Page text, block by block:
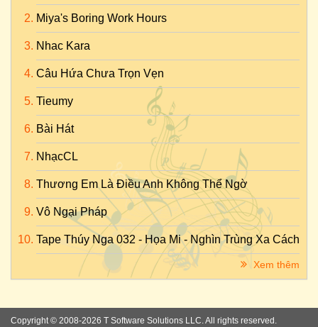
Miya's Boring Work Hours
Nhac Kara
Câu Hứa Chưa Trọn Vẹn
Tieumy
Bài Hát
NhạcCL
Thương Em Là Điều Anh Không Thể Ngờ
Vô Ngại Pháp
Tape Thúy Nga 032 - Họa Mi - Nghìn Trùng Xa Cách
Xem thêm
Copyright © 2008-2026 T Software Solutions LLC. All rights reserved.